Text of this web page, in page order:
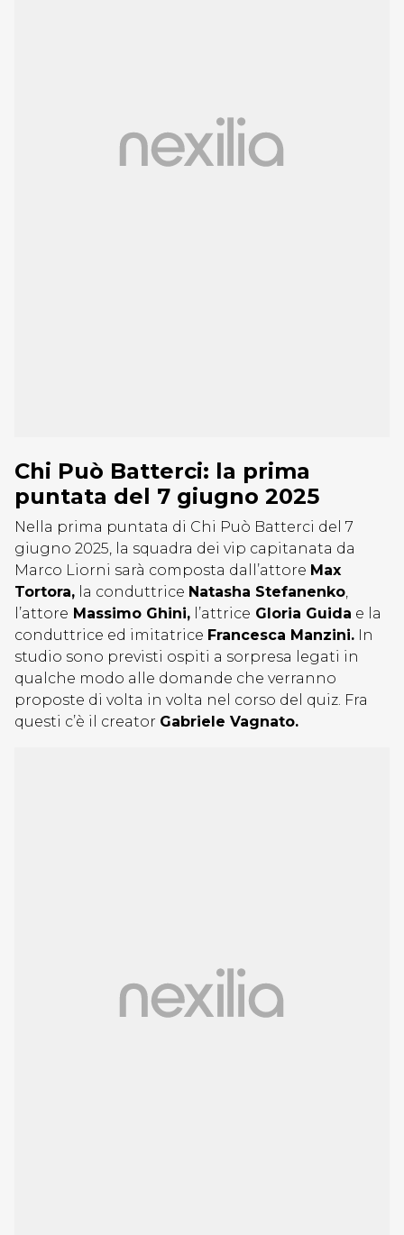
Chi Può Batterci: la prima
puntata del 7 giugno 2025
Nella prima puntata di Chi Può Batterci del 7
giugno 2025, la squadra dei vip capitanata da
Marco Liorni sarà composta dall’attore Max
Tortora, la conduttrice Natasha Stefanenko,
l’attore Massimo Ghini, l’attrice Gloria Guida e la
conduttrice ed imitatrice Francesca Manzini. In
studio sono previsti ospiti a sorpresa legati in
qualche modo alle domande che verranno
proposte di volta in volta nel corso del quiz. Fra
questi c’è il creator Gabriele Vagnato.